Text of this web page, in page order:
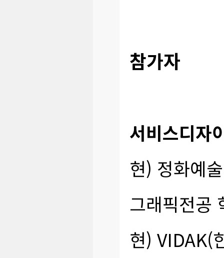
참가자
서비스디자
현) 정화예
그래픽전공
현) VIDAK(